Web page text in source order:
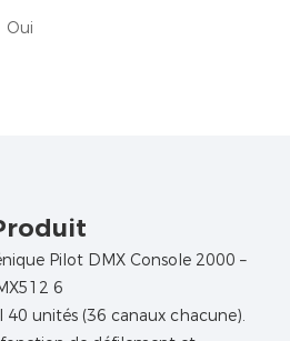
Oui
40 unités (36 canaux chacune).